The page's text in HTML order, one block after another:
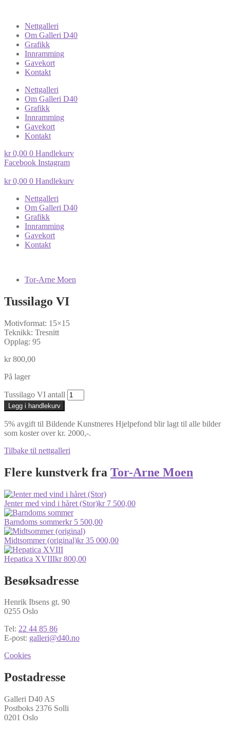
Nettgalleri
Om Galleri D40
Grafikk
Innramming
Gavekort
Kontakt
Nettgalleri
Om Galleri D40
Grafikk
Innramming
Gavekort
Kontakt
kr0,00 0 Handlekurv
Facebook Instagram
kr0,00 0 Handlekurv
Nettgalleri
Om Galleri D40
Grafikk
Innramming
Gavekort
Kontakt
Tor-Arne Moen
Tussilago VI
Motivformat: 15×15
Teknikk: Tresnitt
Opplag: 95
kr800,00
På lager
Tussilago VI antall
Legg i handlekurv
5% avgift til Bildende Kunstneres Hjelpefond blir lagt til alle bilder
som koster over kr. 2000,-.
Tilbake til nettgalleri
Flere kunstverk fra Tor-Arne Moen
Jenter med vind i håret (Stor)kr7 500,00
Barndoms sommerkr5 500,00
Midtsommer (original)kr35 000,00
Hepatica XVIIIkr800,00
Besøksadresse
Henrik Ibsens gt. 90
0255 Oslo
Tel: 22 44 85 86
E-post: galleri@d40.no
Cookies
Postadresse
Galleri D40 AS
Postboks 2376 Solli
0201 Oslo